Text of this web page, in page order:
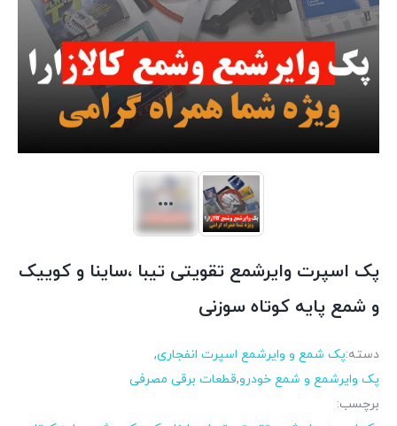
پک اسپرت وایرشمع تقویتی تیبا ،ساینا و کوییک
و شمع پایه کوتاه سوزنی
دسته:پک شمع و وایرشمع اسپرت انفجاری,
پک وایرشمع و شمع خودرو,قطعات برقی مصرفی
برچسب: